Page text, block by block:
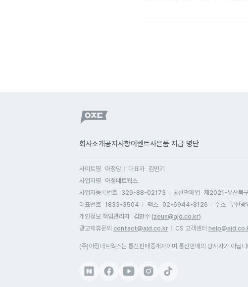
회사소개공지사항이벤트사은품 지급 명단
사이트명 아정당 대표자 김민기
사업자명
아정네트웍스
사업자등록번호 329-88-02173 통신판매업
제2021-부산북
대표번호 1833-3504 팩스 02-6944-8126 주소 부산광
개인정보 책임관리자 김환수 (zeus@ajd.co.kr)
광고제휴문의 contact@ajd.co.kr CS 고객센터
(주)아정네트웍스는 통신판매중개자이며 통신판매의 당사자가 아닙